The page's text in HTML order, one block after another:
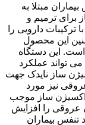
بیماران مبتلا به
برای ترمیم و
دارویی را
این محصول
است. این دستگاه
تواند عملکرد
ساز نایدک جهت
نیز مورد
اکسیژن ساز موجب
عروقی را افزایش
تنفس بیماران